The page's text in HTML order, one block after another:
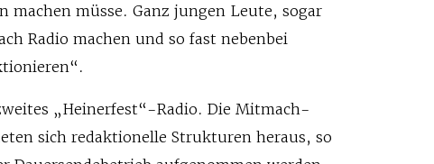
machen müsse. Ganz jungen Leute, sogar
Radio machen und so fast nebenbei
„Heinerfest“-Radio. Die Mitmach-
sich redaktionelle Strukturen heraus, so